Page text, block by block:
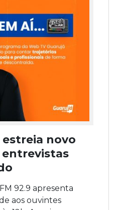
estreia novo
92.9 apresenta
aos ouvintes